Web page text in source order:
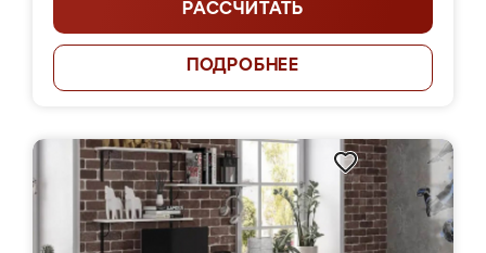
РАССЧИТАТЬ
ПОДРОБНЕЕ